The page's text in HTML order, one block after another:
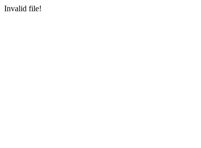
Invalid file!